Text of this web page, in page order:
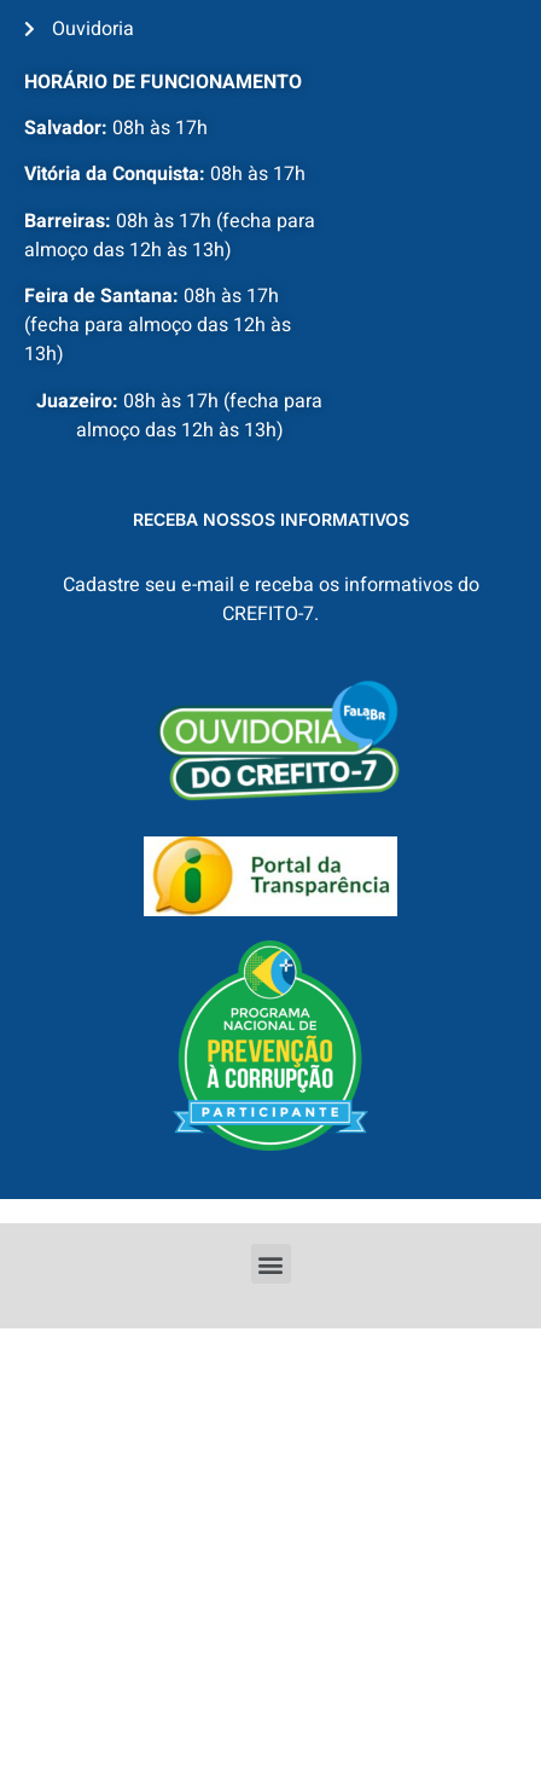
Ouvidoria
HORÁRIO DE FUNCIONAMENTO
Salvador: 08h às 17h
Vitória da Conquista: 08h às 17h
Barreiras: 08h às 17h (fecha para
almoço das 12h às 13h)
Feira de Santana: 08h às 17h
(fecha para almoço das 12h às
13h)
Juazeiro: 08h às 17h (fecha para
almoço das 12h às 13h)
RECEBA NOSSOS INFORMATIVOS
Cadastre seu e-mail e receba os informativos do
CREFITO-7.